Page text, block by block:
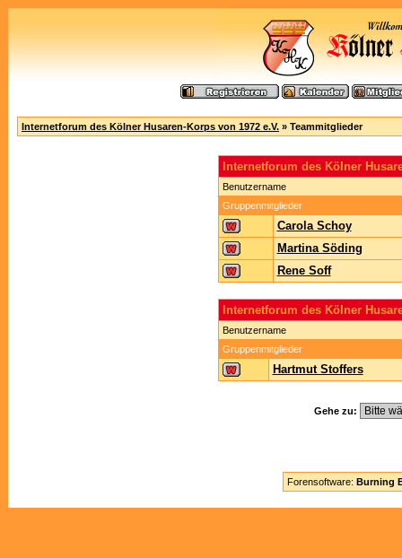
Internetforum des Kölner Husaren-Korps von 1972 e.V. » Teammitglieder
Internetforum des Kölner
Benutzername
Gruppenmitglieder
Carola Schoy
Martina Söding
Rene Soff
Internetforum des Kölner
Benutzername
Gruppenmitglieder
Hartmut Stoffers
Gehe zu:
Forensoftware: Burning